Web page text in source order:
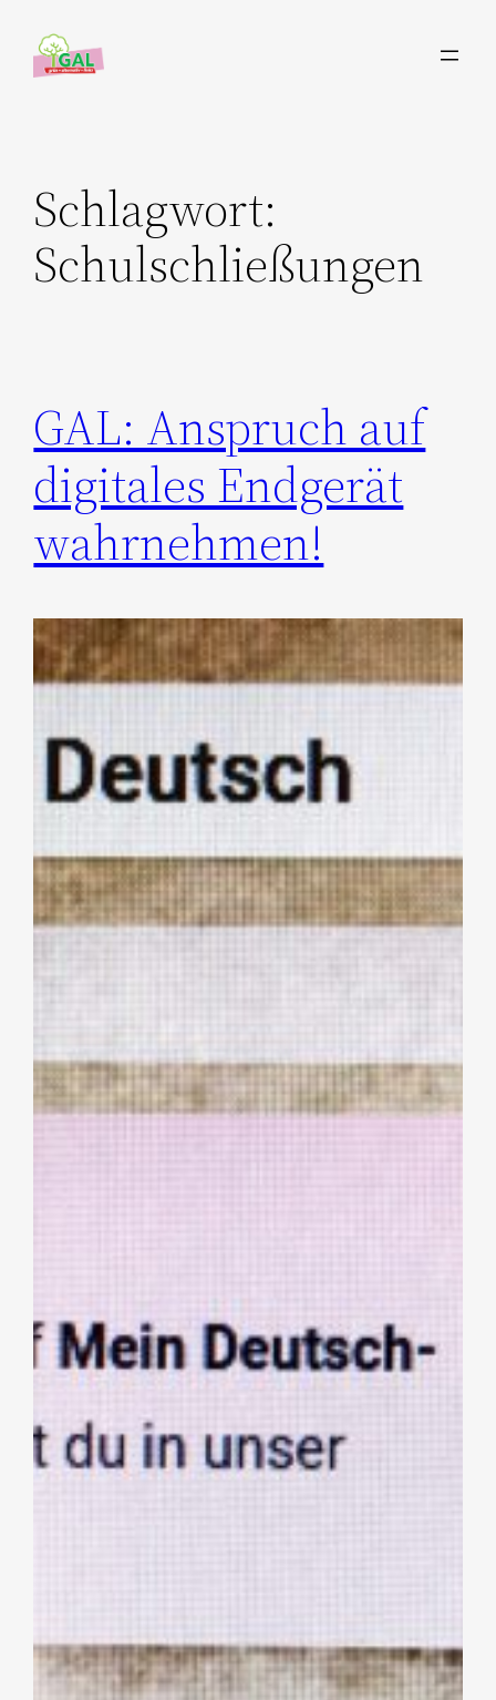
Inhalt
springen
Schlagwort:
Schulschließungen
GAL: Anspruch auf
digitales Endgerät
wahrnehmen!